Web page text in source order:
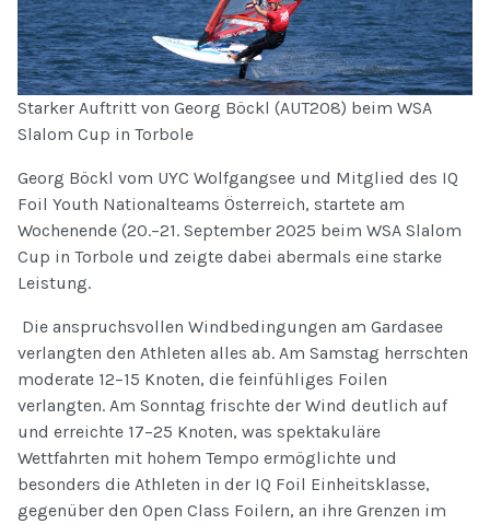
Starker Auftritt von Georg Böckl (AUT208) beim WSA
Slalom Cup in Torbole
Georg Böckl vom UYC Wolfgangsee und Mitglied des IQ
Foil Youth Nationalteams Österreich, startete am
Wochenende (20.–21. September 2025 beim WSA Slalom
Cup in Torbole und zeigte dabei abermals eine starke
Leistung.
Die anspruchsvollen Windbedingungen am Gardasee
verlangten den Athleten alles ab. Am Samstag herrschten
moderate 12–15 Knoten, die feinfühliges Foilen
verlangten. Am Sonntag frischte der Wind deutlich auf
und erreichte 17–25 Knoten, was spektakuläre
Wettfahrten mit hohem Tempo ermöglichte und
besonders die Athleten in der IQ Foil Einheitsklasse,
gegenüber den Open Class Foilern, an ihre Grenzen im